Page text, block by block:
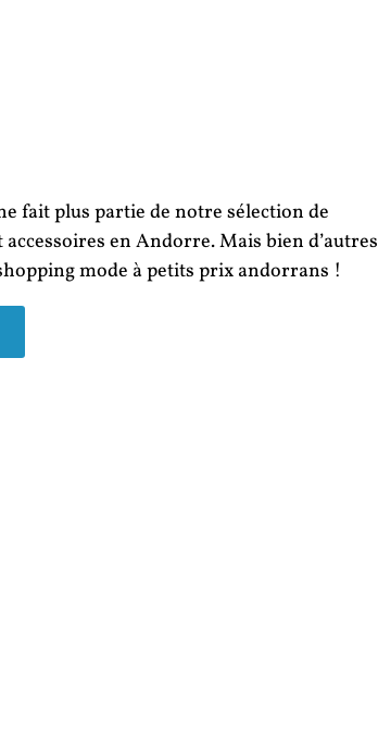
fait plus partie de notre sélection de
en Andorre. Mais bien d’autres
mode à petits prix andorrans !